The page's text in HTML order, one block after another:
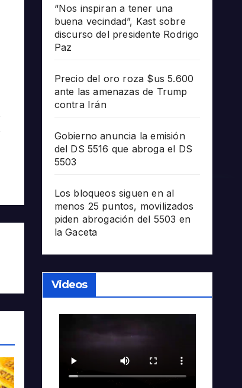
“Nos inspiran a tener una
buena vecindad”, Kast sobre
discurso del presidente Rodrigo
Paz
Precio del oro roza $us 5.600
ante las amenazas de Trump
contra Irán
Gobierno anuncia la emisión
del DS 5516 que abroga el DS
5503
Los bloqueos siguen en al
menos 25 puntos, movilizados
piden abrogación del 5503 en
la Gaceta
Videos